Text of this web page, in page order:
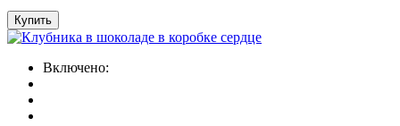
Купить
Включено: